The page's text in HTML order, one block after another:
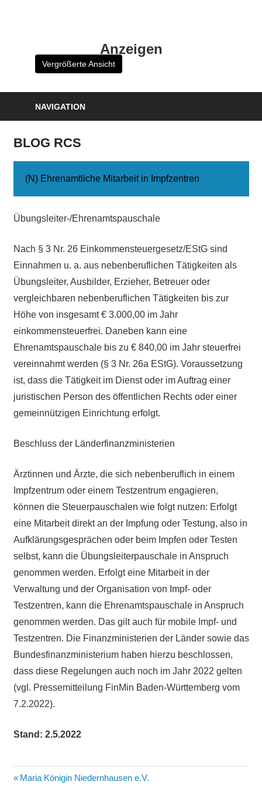
Anzeigen
Vergrößerte Ansicht
NAVIGATION
BLOG RCS
(N) Ehrenamtliche Mitarbeit in Impfzentren
Übungsleiter-/Ehrenamtspauschale
Nach § 3 Nr. 26 Einkommensteuergesetz/EStG sind
Einnahmen u. a. aus nebenberuflichen Tätigkeiten als
Übungsleiter, Ausbilder, Erzieher, Betreuer oder
vergleichbaren nebenberuflichen Tätigkeiten bis zur
Höhe von insgesamt € 3.000,00 im Jahr
einkommensteuerfrei. Daneben kann eine
Ehrenamtspauschale bis zu € 840,00 im Jahr steuerfrei
vereinnahmt werden (§ 3 Nr. 26a EStG). Voraussetzung
ist, dass die Tätigkeit im Dienst oder im Auftrag einer
juristischen Person des öffentlichen Rechts oder einer
gemeinnützigen Einrichtung erfolgt.
Beschluss der Länderfinanzministerien
Ärztinnen und Ärzte, die sich nebenberuflich in einem
Impfzentrum oder einem Testzentrum engagieren,
können die Steuerpauschalen wie folgt nutzen: Erfolgt
eine Mitarbeit direkt an der Impfung oder Testung, also in
Aufklärungsgesprächen oder beim Impfen oder Testen
selbst, kann die Übungsleiterpauschale in Anspruch
genommen werden. Erfolgt eine Mitarbeit in der
Verwaltung und der Organisation von Impf- oder
Testzentren, kann die Ehrenamtspauschale in Anspruch
genommen werden. Das gilt auch für mobile Impf- und
Testzentren. Die Finanzministerien der Länder sowie das
Bundesfinanzministerium haben hierzu beschlossen,
dass diese Regelungen auch noch im Jahr 2022 gelten
(vgl. Pressemitteilung FinMin Baden-Württemberg vom
7.2.2022).
Stand: 2.5.2022
Beitragsnavigation
Vorheriger
Maria Königin Niedernhausen e.V.